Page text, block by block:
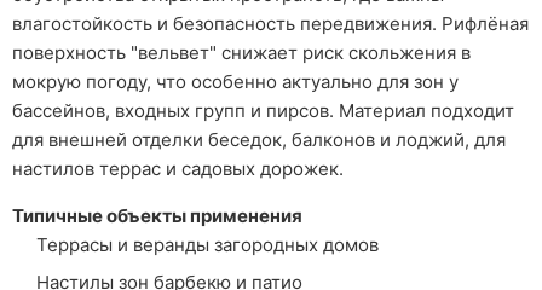
влагостойкость и безопасность передвижения. Рифлёная
поверхность "вельвет" снижает риск скольжения в
мокрую погоду, что особенно актуально для зон у
бассейнов, входных групп и пирсов. Материал подходит
для внешней отделки беседок, балконов и лоджий, для
настилов террас и садовых дорожек.
Типичные объекты применения
Террасы и веранды загородных домов
Настилы зон барбекю и патио